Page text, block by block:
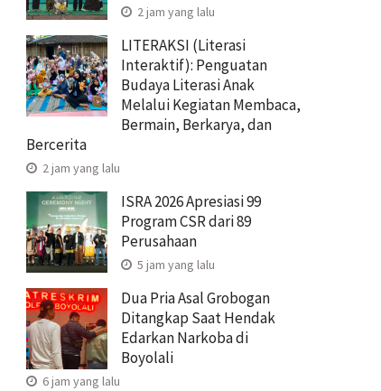
2 jam yang lalu
LITERAKSI (Literasi
Interaktif): Penguatan
Budaya Literasi Anak
Melalui Kegiatan Membaca,
Bermain, Berkarya, dan
Bercerita
2 jam yang lalu
ISRA 2026 Apresiasi 99
Program CSR dari 89
Perusahaan
5 jam yang lalu
Dua Pria Asal Grobogan
Ditangkap Saat Hendak
Edarkan Narkoba di
Boyolali
6 jam yang lalu